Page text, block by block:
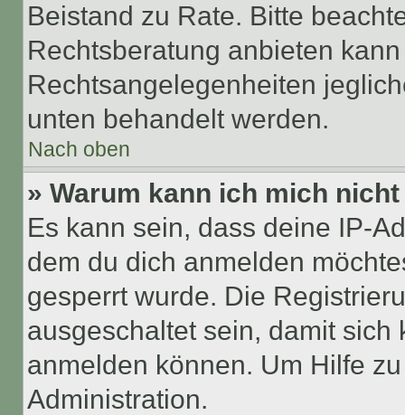
Beistand zu Rate. Bitte
Rechtsberatung anbieten
Rechtsangelegenheiten
unten behandelt werden.
Nach oben
» Warum kann ich mich
Es kann sein, dass deine IP-
dem du dich anmelden
gesperrt wurde. Die
ausgeschaltet sein, damit
anmelden können. Um Hilfe
Administration.